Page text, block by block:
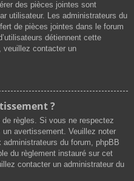
des pièces jointes sont
utilisateur. Les administrateurs du
de pièces jointes dans le forum
détiennent cette
veuillez contacter un
?
règles. Si vous ne respectez
avertissement. Veuillez noter
administrateurs du forum, phpBB
du règlement instauré sur cet
contacter un administrateur du